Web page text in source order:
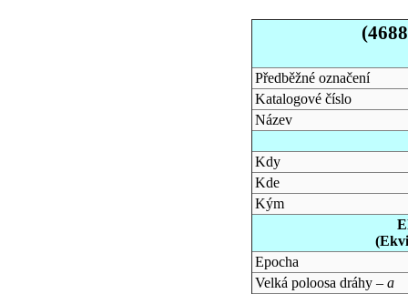
Předběžné označení
Katalogové číslo
Název
Kdy
Kde
Kým
Epocha
Velká poloosa dráhy – a